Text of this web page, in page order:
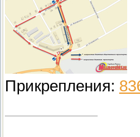
Прикрепления: